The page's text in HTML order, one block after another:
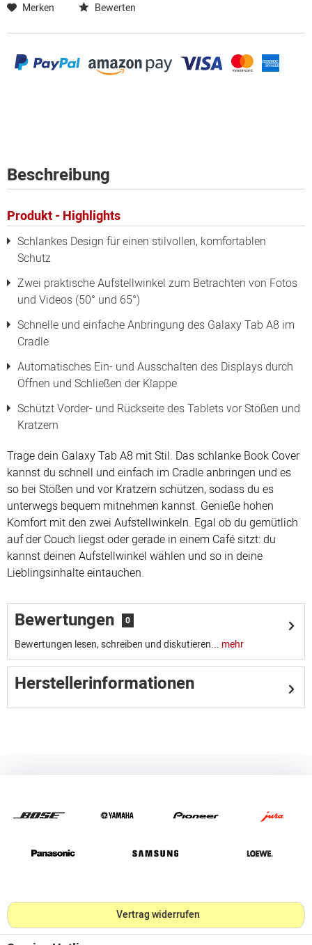
Merken Bewerten
Beschreibung
Produkt - Highlights
Schlankes Design für einen stilvollen, komfortablen
Schutz
Zwei praktische Aufstellwinkel zum Betrachten von Fotos
und Videos (50° und 65°)
Schnelle und einfache Anbringung des Galaxy Tab A8 im
Cradle
Automatisches Ein- und Ausschalten des Displays durch
Öffnen und Schließen der Klappe
Schützt Vorder- und Rückseite des Tablets vor Stößen und
Kratzern
Trage dein Galaxy Tab A8 mit Stil. Das schlanke Book Cover
kannst du schnell und einfach im Cradle anbringen und es
so bei Stößen und vor Kratzern schützen, sodass du es
unterwegs bequem mitnehmen kannst. Genieße hohen
Komfort mit den zwei Aufstellwinkeln. Egal ob du gemütlich
auf der Couch liegst oder gerade in einem Café sitzt: du
kannst deinen Aufstellwinkel wählen und so in deine
Lieblingsinhalte eintauchen.
Bewertungen 0
Bewertungen lesen, schreiben und diskutieren... mehr
Herstellerinformationen
Vertrag widerrufen